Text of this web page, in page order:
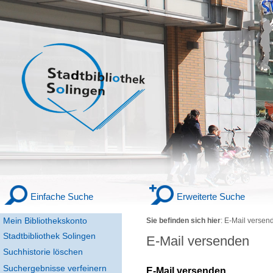
Mein Bibliothekskonto
Stadtbibliothek Solingen
Einfache Suche Erweiterte Suche
Suchhistorie löschen
Suchergebnisse verfeinern
Sie befinden sich hier: E-Mail
E-Mail versenden
E-Mail versenden